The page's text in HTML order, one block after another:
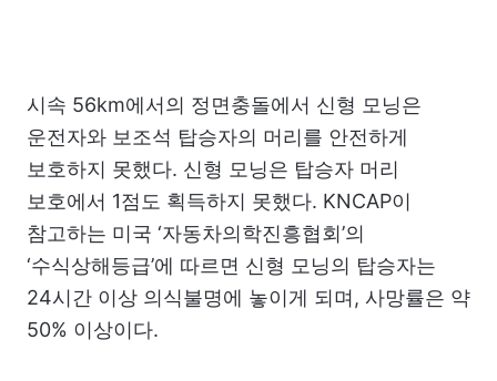
시속 56km에서의 정면충돌에서 신형 모닝은
운전자와 보조석 탑승자의 머리를 안전하게
보호하지 못했다. 신형 모닝은 탑승자 머리
보호에서 1점도 획득하지 못했다. KNCAP이
참고하는 미국 ‘자동차의학진흥협회’의
‘수식상해등급’에 따르면 신형 모닝의 탑승자는
24시간 이상 의식불명에 놓이게 되며, 사망률은 약
50% 이상이다.